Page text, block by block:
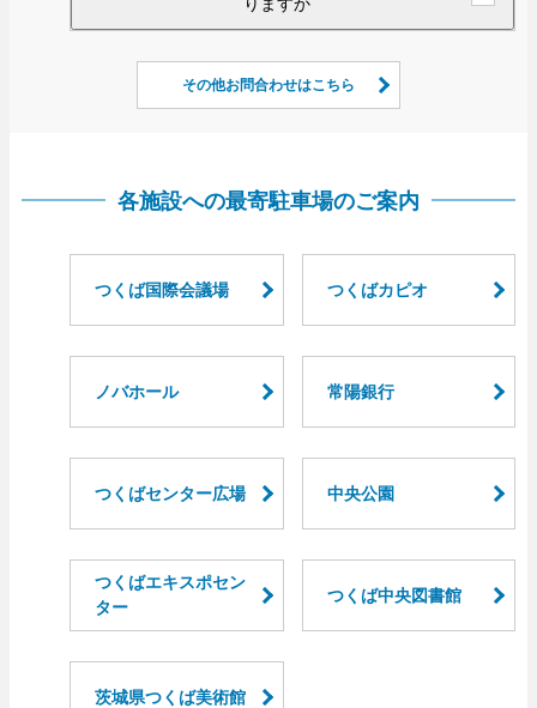
その他お問合わせはこちら
各施設への最寄駐車場のご案内
つくば国際会議場 つくばカピオ
ノバホール 常陽銀行
つくばセンター広場 中央公園
つくばエキスポセン
ター
つくば中央図書館
茨城県つくば美術館